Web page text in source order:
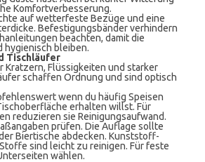
Komfortverbesserung.
auf wetterfeste Bezüge und eine
Befestigungsbänder verhindern
beachten, damit die
hygienisch bleiben.
Tischläufer
Kratzern, Flüssigkeiten und starker
schaffen Ordnung und sind optisch
wenn du häufig Speisen
erhalten willst. Für
reduzieren sie Reinigungsaufwand.
prüfen. Die Auflage sollte
Biertische abdecken. Kunststoff-
sind leicht zu reinigen. Für feste
wählen.